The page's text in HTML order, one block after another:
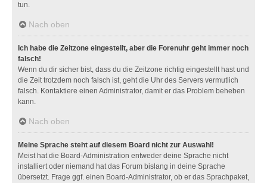
tun.
Nach oben
Ich habe die Zeitzone eingestellt, aber die Forenuhr geht immer noch
falsch!
Wenn du dir sicher bist, dass du die Zeitzone richtig eingestellt hast und
die Zeit trotzdem noch falsch ist, geht die Uhr des Servers vermutlich
falsch. Kontaktiere einen Administrator, damit er das Problem beheben
kann.
Nach oben
Meine Sprache steht auf diesem Board nicht zur Auswahl!
Meist hat die Board-Administration entweder deine Sprache nicht
installiert oder niemand hat das Forum bislang in deine Sprache
übersetzt. Frage ggf. einen Board-Administrator, ob er das Sprachpaket,